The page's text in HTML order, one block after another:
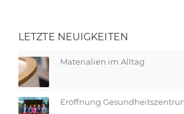
LETZTE NEUIGKEITEN
Materialien im Alltag
Eröffnung